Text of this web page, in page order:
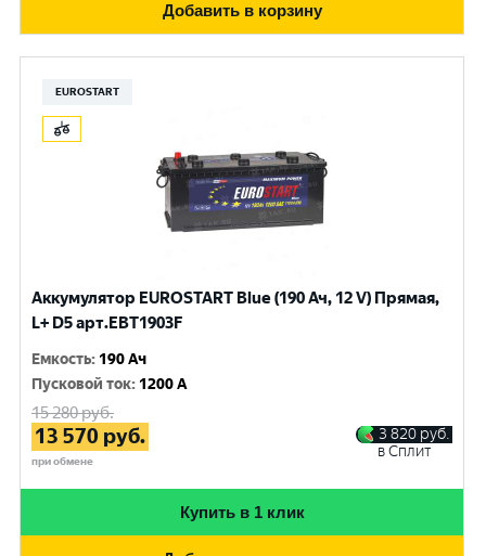
Добавить в корзину
EUROSTART
Аккумулятор EUROSTART Blue (190 Ач, 12 V) Прямая,
L+ D5 арт.EBT1903F
Емкость: 190 Ач
Пусковой ток: 1200 A
15 280руб.
13 570 руб.
при обмене
3 820 руб.
в Сплит
Купить в 1 клик